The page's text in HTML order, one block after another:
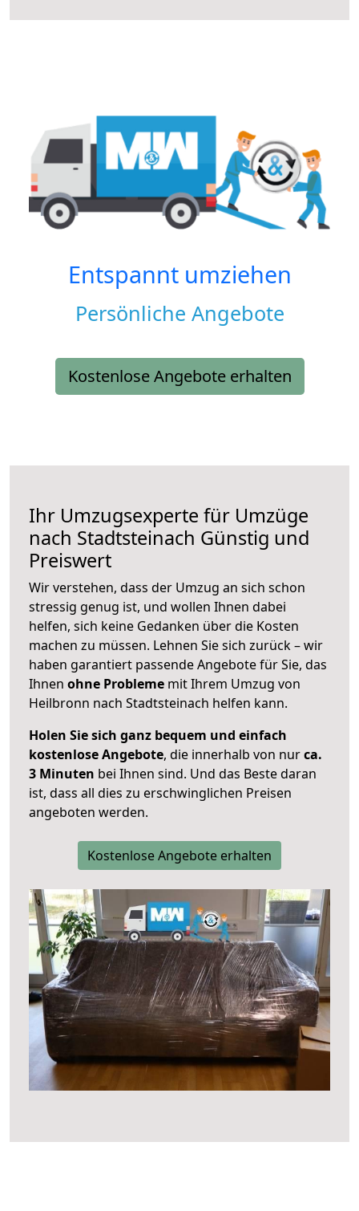
Entspannt umziehen
Persönliche Angebote
Kostenlose Angebote erhalten
Ihr Umzugsexperte für Umzüge
nach Stadtsteinach Günstig und
Preiswert
Wir verstehen, dass der Umzug an sich schon
stressig genug ist, und wollen Ihnen dabei
helfen, sich keine Gedanken über die Kosten
machen zu müssen. Lehnen Sie sich zurück – wir
haben garantiert passende Angebote für Sie, das
Ihnen ohne Probleme mit Ihrem Umzug von
Heilbronn nach Stadtsteinach helfen kann.
Holen Sie sich ganz bequem und einfach
kostenlose Angebote, die innerhalb von nurca.
3 Minuten bei Ihnen sind. Und das Beste daran
ist, dass all dies zu erschwinglichen Preisen
angeboten werden.
Kostenlose Angebote erhalten